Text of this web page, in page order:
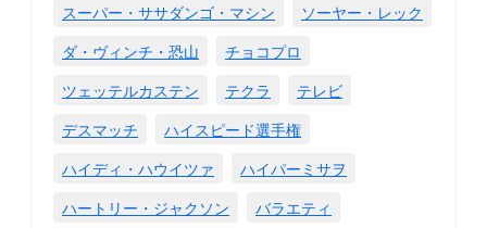
スーパー・ササダンゴ・マシン
ソーヤー・レック
ダ・ヴィンチ・恐山
チョコプロ
ツェッテルカステン
テクラ
テレビ
デスマッチ
ハイスピード選手権
ハイディ・ハウイツァ
ハイパーミサヲ
ハートリー・ジャクソン
バラエティ